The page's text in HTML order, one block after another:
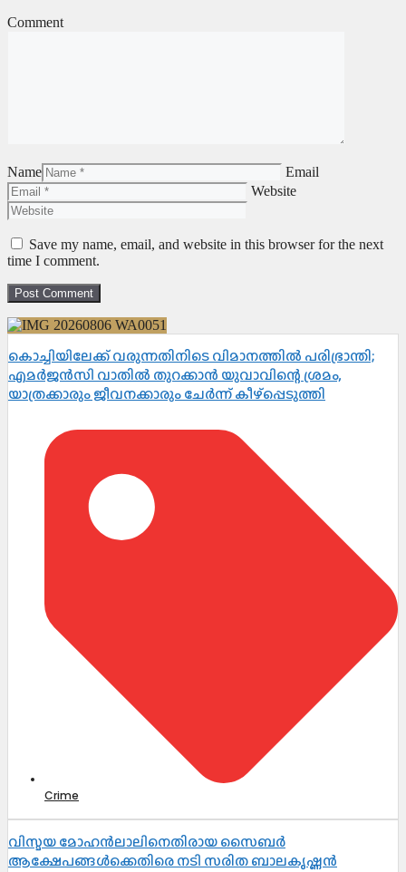
Comment
Name
Email
Website
Save my name, email, and website in this browser for the next
time I comment.
കൊച്ചിയിലേക്ക് വരുന്നതിനിടെ വിമാനത്തിൽ പരിഭ്രാന്തി;
എമർജൻസി വാതിൽ തുറക്കാൻ യുവാവിന്റെ ശ്രമം,
യാത്രക്കാരും ജീവനക്കാരും ചേർന്ന് കീഴ്പ്പെടുത്തി
Crime
വിസ്മയ മോഹൻലാലിനെതിരായ സൈബർ
ആക്ഷേപങ്ങൾക്കെതിരെ നടി സരിത ബാലകൃഷ്ണൻ